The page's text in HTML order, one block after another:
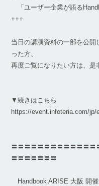
「ユーザー企業が語る
+++
当日の講演資料の一部を公
った方、
再度ご覧になりたい方は、是
▼続きはこちら
https://event.infoteria.com/jp/
〓〓〓〓〓〓〓〓〓〓〓〓
〓〓〓〓〓〓〓
Handbook ARISE 大阪 開催